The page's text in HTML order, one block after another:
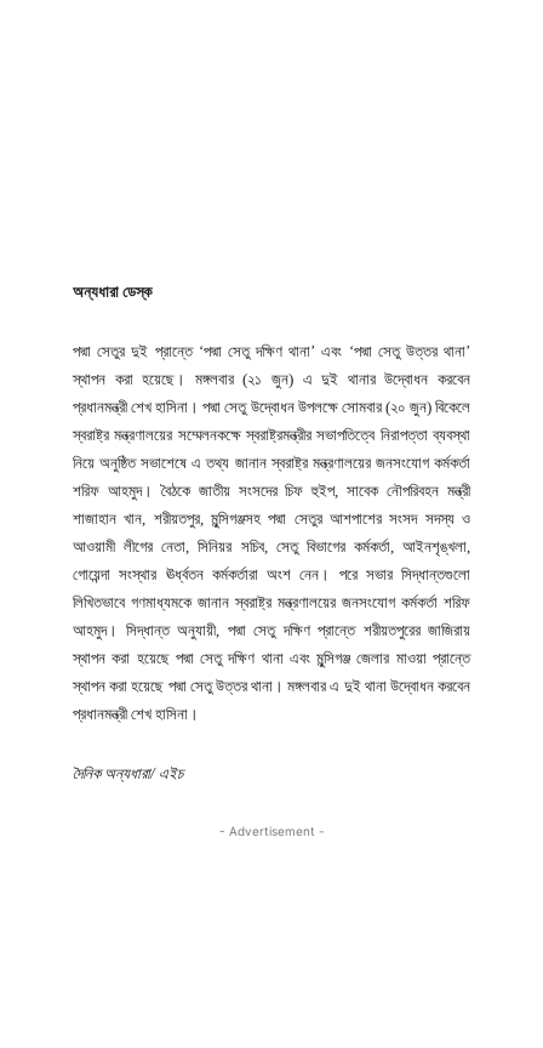
অন্যধারা ডেস্ক
পদ্মা সেতুর দুই প্রান্তে ‘পদ্মা সেতু দক্ষিণ থানা’ এবং ‘পদ্মা সেতু উত্তর থানা’
স্থাপন করা হয়েছে। মঙ্গলবার (২১ জুন) এ দুই থানার উদ্বোধন করবেন
প্রধানমন্ত্রী শেখ হাসিনা। পদ্মা সেতু উদ্বোধন উপলক্ষে সোমবার (২০ জুন) বিকেলে
স্বরাষ্ট্র মন্ত্রণালয়ের সম্মেলনকক্ষে স্বরাষ্ট্রমন্ত্রীর সভাপতিত্বে নিরাপত্তা ব্যবস্থা
নিয়ে অনুষ্ঠিত সভাশেষে এ তথ্য জানান স্বরাষ্ট্র মন্ত্রণালয়ের জনসংযোগ কর্মকর্তা
শরিফ আহমুদ। বৈঠকে জাতীয় সংসদের চিফ হুইপ, সাবেক নৌপরিবহন মন্ত্রী
শাজাহান খান, শরীয়তপুর, মুন্সিগঞ্জসহ পদ্মা সেতুর আশপাশের সংসদ সদস্য ও
আওয়ামী লীগের নেতা, সিনিয়র সচিব, সেতু বিভাগের কর্মকর্তা, আইনশৃঙ্খলা,
গোয়েন্দা সংস্থার ঊর্ধ্বতন কর্মকর্তারা অংশ নেন। পরে সভার সিদ্ধান্তগুলো
লিখিতভাবে গণমাধ্যমকে জানান স্বরাষ্ট্র মন্ত্রণালয়ের জনসংযোগ কর্মকর্তা শরিফ
আহমুদ। সিদ্ধান্ত অনুযায়ী, পদ্মা সেতু দক্ষিণ প্রান্তে শরীয়তপুরের জাজিরায়
স্থাপন করা হয়েছে পদ্মা সেতু দক্ষিণ থানা এবং মুন্সিগঞ্জ জেলার মাওয়া প্রান্তে
স্থাপন করা হয়েছে পদ্মা সেতু উত্তর থানা। মঙ্গলবার এ দুই থানা উদ্বোধন করবেন
প্রধানমন্ত্রী শেখ হাসিনা।
দৈনিক অন্যধারা/ এইচ
- Advertisement -